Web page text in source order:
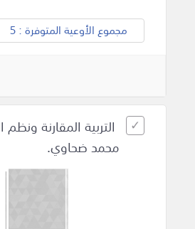
مجموع الأوعية المتوفرة : 5
التربية المقارنة
محمد ضحاوي.